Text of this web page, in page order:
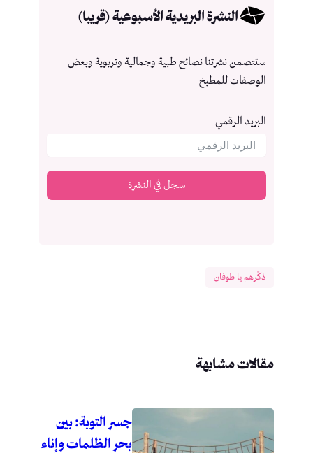
النشرة البريدية الأسبوعية (قريبا)
ستتصمن نشرتنا نصائح طبية وجمالية وتربوية وبعض
الوصفات للمطبخ
البريد الرقمي
سجل في النشرة
ذكّرهم يا طوفان
مقالات مشابهة
جسر التوبة: بين
بحر الظلمات وإناء